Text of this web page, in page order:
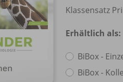
Klassensatz
Erhältlich als:
BiBox -
BiBox -